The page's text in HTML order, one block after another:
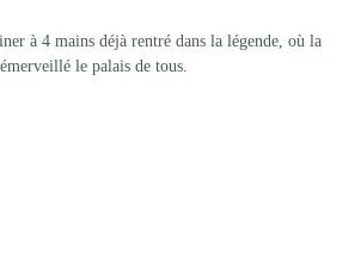
à 4 mains déjà rentré dans la légende, où la
le palais de tous.